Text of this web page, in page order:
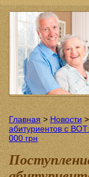
Главная > Новости
абитуриентов с
000 грн